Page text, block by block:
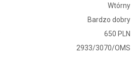
Wtórny
Bardzo dobry
650 PLN
2933/3070/OMS